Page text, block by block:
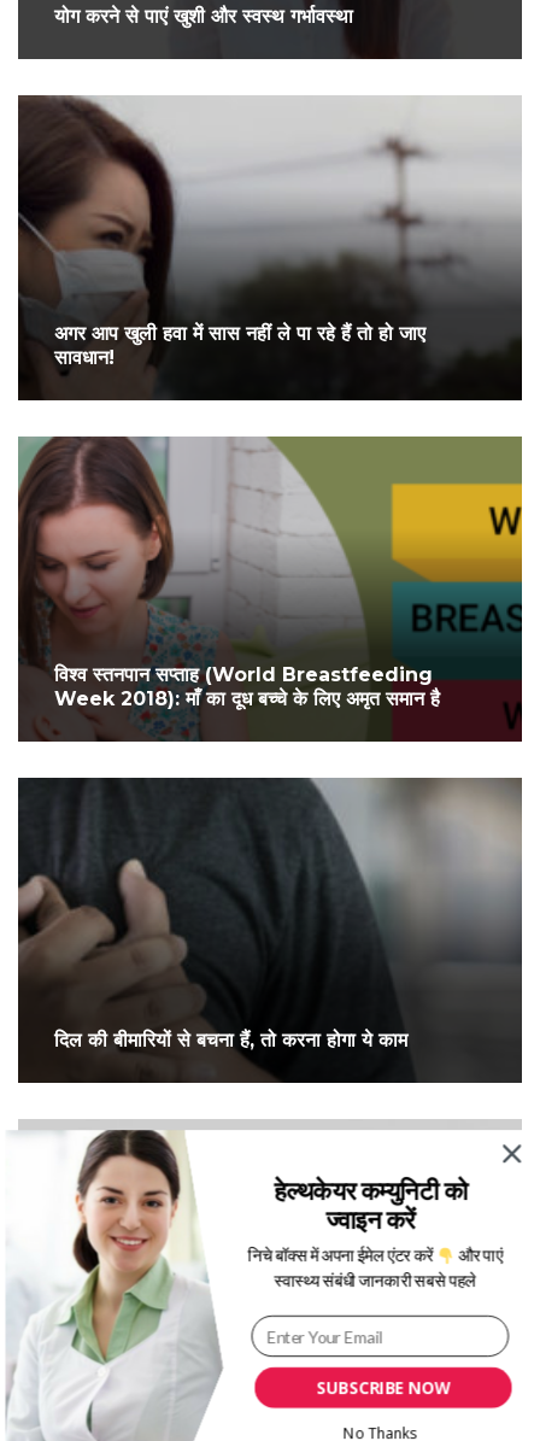
योग करने से पाएं खुशी और स्वस्थ गर्भावस्था
अगर आप खुली हवा में सास नहीं ले पा रहे हैं तो हो जाए
सावधान!
विश्व स्तनपान सप्ताह (World Breastfeeding
Week 2018): माँ का दूध बच्चे के लिए अमृत समान है
दिल की बीमारियों से बचना हैं, तो करना होगा ये काम
देश में हर तीसरी महिला है पेल्विक दर्द से पीड़ितSUBSCRIBE NOW
हेल्थकेयर कम्युनिटी को
ज्वाइन करें
निचे बॉक्स में अपना ईमेल एंटर करें
और पाएं
स्वास्थ्य संबंधी जानकारी सबसे पहले
No Thanks